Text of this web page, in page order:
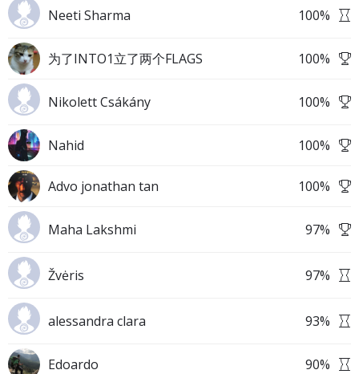
Neeti Sharma 100%
为了INTO1立了两个FLAGS 100%
Nikolett Csákány 100%
Nahid 100%
Advo jonathan tan 100%
Maha Lakshmi 97%
Žvėris 97%
alessandra clara 93%
Edoardo 90%